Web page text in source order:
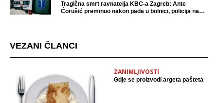
Tragična smrt ravnatelja KBC-a Zagreb: Ante
Ćorušić preminuo nakon pada u bolnici, policija na
VEZANI ČLANCI
ZANIMLJIVOSTI
Gdje se proizvodi argeta pašteta